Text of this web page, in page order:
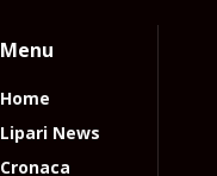
Menu
Home
Lipari News
Cronaca